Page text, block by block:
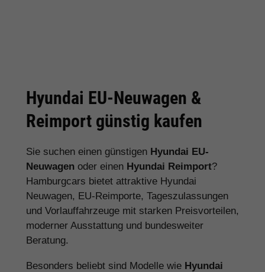
Hyundai EU-Neuwagen &
Reimport günstig kaufen
Sie suchen einen günstigen Hyundai EU-
Neuwagen oder einen Hyundai Reimport?
Hamburgcars bietet attraktive Hyundai
Neuwagen, EU-Reimporte, Tageszulassungen
und Vorlauffahrzeuge mit starken Preisvorteilen,
moderner Ausstattung und bundesweiter
Beratung.
Besonders beliebt sind Modelle wie Hyundai